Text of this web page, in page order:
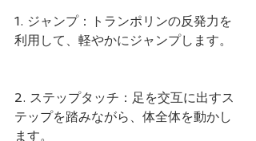
1. ジャンプ：トランポリンの反発力を
利用して、軽やかにジャンプします。
2. ステップタッチ：足を交互に出すス
テップを踏みながら、体全体を動かし
ます。